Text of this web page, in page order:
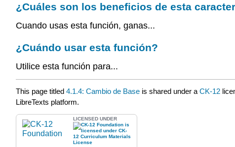
¿Cuáles son los beneficios de esta
Cuando usas esta función, ganas...
¿Cuándo usar esta función?
Utilice esta función para...
This page titled 4.1.4: Cambio de Base is shared under a CK-12
LibreTexts platform.
LICENSED UNDER